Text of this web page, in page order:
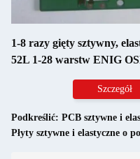
1-8 razy gięty sztywny,
52L 1-28 warstw ENIG
Szczegół
Podkreślić: PCB sztywne i
Płyty sztywne i elastyczne o